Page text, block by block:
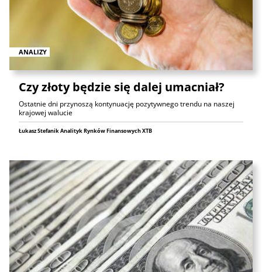
ANALIZY
Czy złoty będzie się dalej umacniał?
Ostatnie dni przynoszą kontynuację pozytywnego trendu na naszej
krajowej walucie
Łukasz Stefanik Analityk Rynków Finansowych XTB